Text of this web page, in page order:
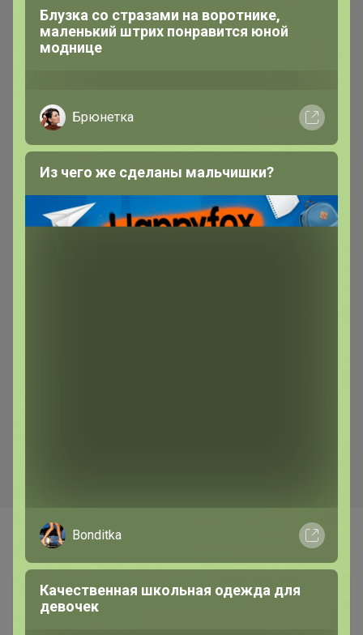
85р
Салфетки Udalix
Самые желанные
Блузка со стразами на воротнике,
маленький штрих понравится юной
моднице
Брюнетка
Из чего же сделаны мальчишки?
Bonditka
Качественная школьная одежда для
девочек